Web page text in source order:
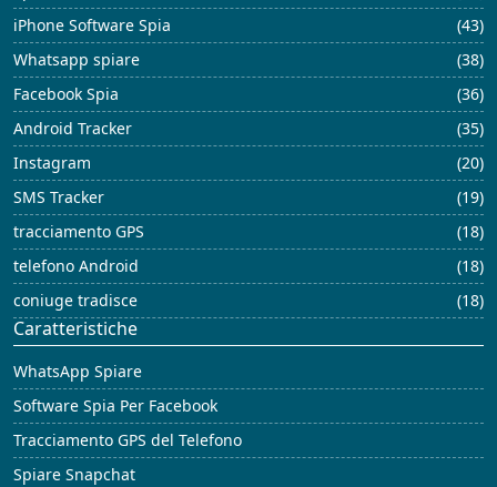
iPhone Software Spia
(43)
Whatsapp spiare
(38)
Facebook Spia
(36)
Android Tracker
(35)
Instagram
(20)
SMS Tracker
(19)
tracciamento GPS
(18)
telefono Android
(18)
coniuge tradisce
(18)
Caratteristiche
WhatsApp Spiare
Software Spia Per Facebook
Tracciamento GPS del Telefono
Spiare Snapchat